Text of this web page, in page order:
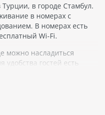
в городе Стамбул.
в номерах с
В номерах есть
Wi-Fi.
можно насладиться
удобства гостей есть
и трансфер из
города